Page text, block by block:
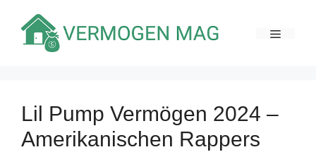
Inhalt
springen
Lil Pump Vermögen 2024 –
Amerikanischen Rappers